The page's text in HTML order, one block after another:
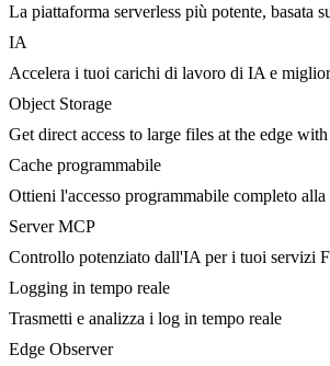
La piattaforma serverless più potente, basata
IA
Accelera i tuoi carichi di lavoro di IA e
Object Storage
Get direct access to large files at the edge with
Cache programmabile
Ottieni l'accesso programmabile completo
Server MCP
Controllo potenziato dall'IA per i tuoi servizi
Logging in tempo reale
Trasmetti e analizza i log in tempo reale
Edge Observer